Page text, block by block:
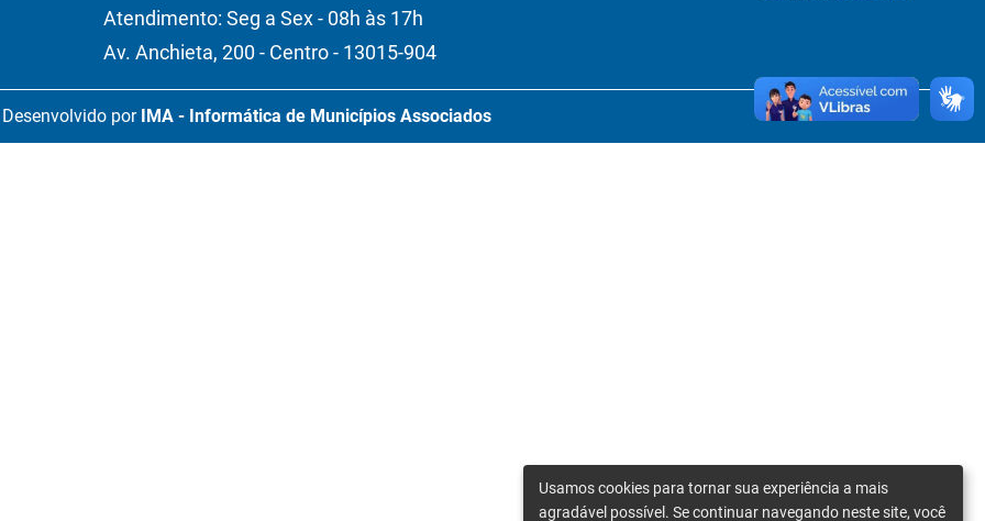
Atendimento: Seg a Sex - 08h às 17h
Av. Anchieta, 200 - Centro - 13015-904
Desenvolvido por IMA - Informática de Municípios Associados
Usamos cookies para tornar sua experiência a mais
agradável possível. Se continuar navegando neste site, você